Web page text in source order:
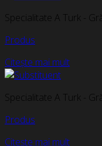
Specialitate A Turk -
Produs
Citește mai mult
Specialitate A Turk -
Produs
Citește mai mult